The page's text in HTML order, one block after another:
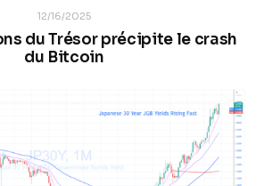
12/16/2025
du Trésor précipite le crash
du Bitcoin